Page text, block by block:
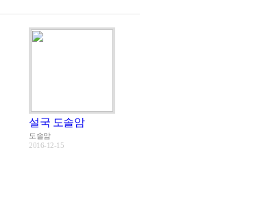
설국 도솔암
도솔암
2016-12-15